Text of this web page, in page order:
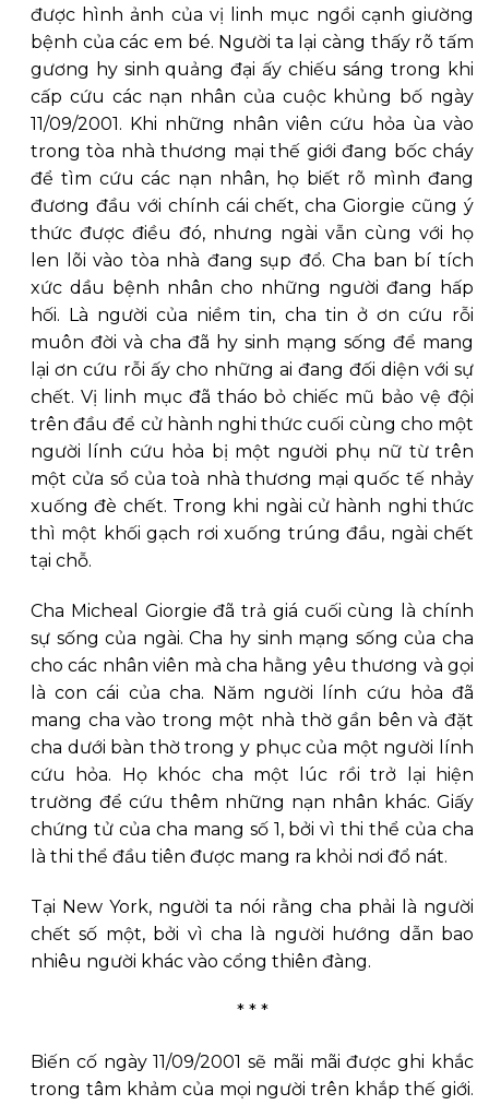
được hình ảnh của vị linh mục ngồi cạnh giường
bệnh của các em bé. Người ta lại càng thấy rõ tấm
gương hy sinh quảng đại ấy chiếu sáng trong khi
cấp cứu các nạn nhân của cuộc khủng bố ngày
11/09/2001. Khi những nhân viên cứu hỏa ùa vào
trong tòa nhà thương mại thế giới đang bốc cháy
để tìm cứu các nạn nhân, họ biết rõ mình đang
đương đầu với chính cái chết, cha Giorgie cũng ý
thức được điều đó, nhưng ngài vẫn cùng với họ
len lõi vào tòa nhà đang sụp đổ. Cha ban bí tích
xức dầu bệnh nhân cho những người đang hấp
hối. Là người của niềm tin, cha tin ở ơn cứu rỗi
muôn đời và cha đã hy sinh mạng sống để mang
lại ơn cứu rỗi ấy cho những ai đang đối diện với sự
chết. Vị linh mục đã tháo bỏ chiếc mũ bảo vệ đội
trên đầu để cử hành nghi thức cuối cùng cho một
người lính cứu hỏa bị một người phụ nữ từ trên
một cửa sổ của toà nhà thương mại quốc tế nhảy
xuống đè chết. Trong khi ngài cử hành nghi thức
thì một khối gạch rơi xuống trúng đầu, ngài chết
tại chỗ.
Cha Micheal Giorgie đã trả giá cuối cùng là chính
sự sống của ngài. Cha hy sinh mạng sống của cha
cho các nhân viên mà cha hằng yêu thương và gọi
là con cái của cha. Năm người lính cứu hỏa đã
mang cha vào trong một nhà thờ gần bên và đặt
cha dưới bàn thờ trong y phục của một người lính
cứu hỏa. Họ khóc cha một lúc rồi trở lại hiện
trường để cứu thêm những nạn nhân khác. Giấy
chứng tử của cha mang số 1, bởi vì thi thể của cha
là thi thể đầu tiên được mang ra khỏi nơi đổ nát.
Tại New York, người ta nói rằng cha phải là người
chết số một, bởi vì cha là người hướng dẫn bao
nhiêu người khác vào cổng thiên đàng.
* * *
Biến cố ngày 11/09/2001 sẽ mãi mãi được ghi khắc
trong tâm khảm của mọi người trên khắp thế giới.